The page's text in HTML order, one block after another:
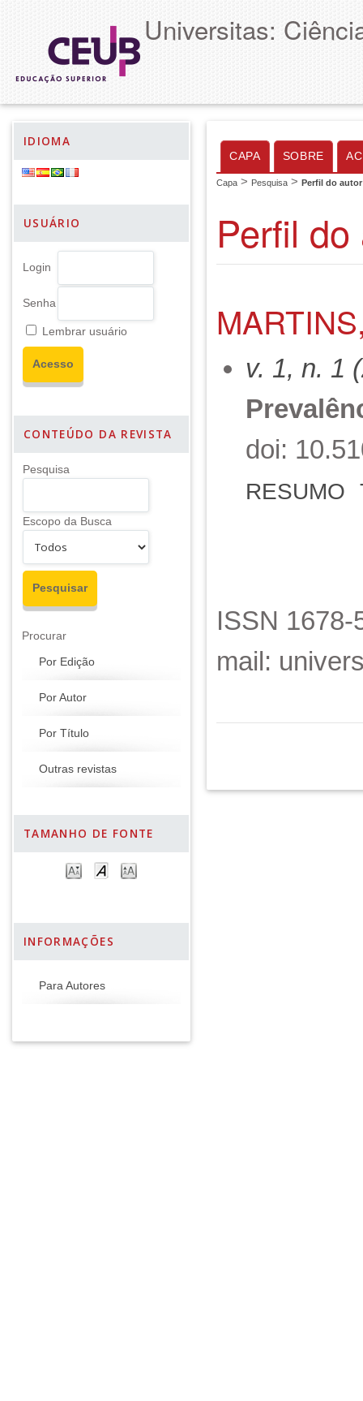
Universitas:
IDIOMA
USUÁRIO
Login
Senha
Lembrar usuário
CONTEÚDO DA REVISTA
Pesquisa
Escopo da Busca
Procurar
Por Edição
Por Autor
Por Título
Outras revistas
TAMANHO DE FONTE
INFORMAÇÕES
Para Autores
CAPA SOBRE
Capa > Pesquisa > Perfil do autor
Perfil
v. 1, n. 1
doi:
RESUMO
ISSN
mail: